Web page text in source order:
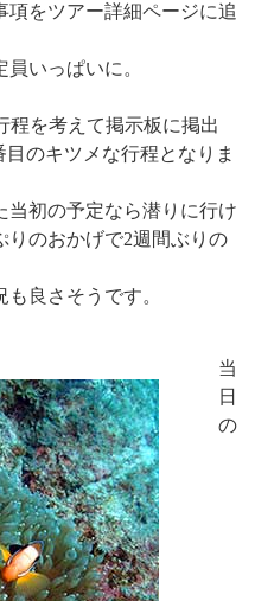
項をツアー詳細ページに追
いっぱいに。
程を考えて掲示板に掲出
のキツメな行程となりま
当初の予定なら潜りに行け
りのおかげで2週間ぶりの
良さそうです。
当
日
の